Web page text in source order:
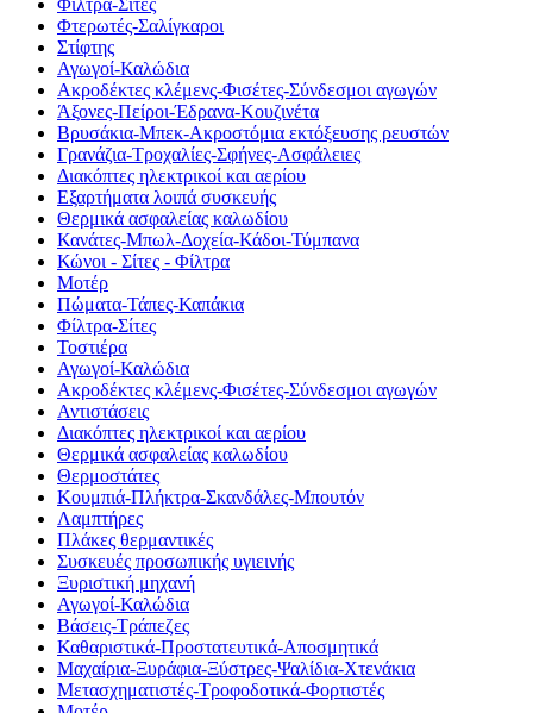
Φίλτρα-Σίτες
Φτερωτές-Σαλίγκαροι
Στίφτης
Αγωγοί-Καλώδια
Ακροδέκτες κλέμενς-Φισέτες-Σύνδεσμοι αγωγών
Άξονες-Πείροι-Έδρανα-Κουζινέτα
Βρυσάκια-Μπεκ-Ακροστόμια εκτόξευσης ρευστών
Γρανάζια-Τροχαλίες-Σφήνες-Ασφάλειες
Διακόπτες ηλεκτρικοί και αερίου
Εξαρτήματα λοιπά συσκευής
Θερμικά ασφαλείας καλωδίου
Κανάτες-Μπωλ-Δοχεία-Κάδοι-Τύμπανα
Κώνοι - Σίτες - Φίλτρα
Μοτέρ
Πώματα-Τάπες-Καπάκια
Φίλτρα-Σίτες
Τοστιέρα
Αγωγοί-Καλώδια
Ακροδέκτες κλέμενς-Φισέτες-Σύνδεσμοι αγωγών
Αντιστάσεις
Διακόπτες ηλεκτρικοί και αερίου
Θερμικά ασφαλείας καλωδίου
Θερμοστάτες
Κουμπιά-Πλήκτρα-Σκανδάλες-Μπουτόν
Λαμπτήρες
Πλάκες θερμαντικές
Συσκευές προσωπικής υγιεινής
Ξυριστική μηχανή
Αγωγοί-Καλώδια
Βάσεις-Τράπεζες
Καθαριστικά-Προστατευτικά-Αποσμητικά
Μαχαίρια-Ξυράφια-Ξύστρες-Ψαλίδια-Χτενάκια
Μετασχηματιστές-Τροφοδοτικά-Φορτιστές